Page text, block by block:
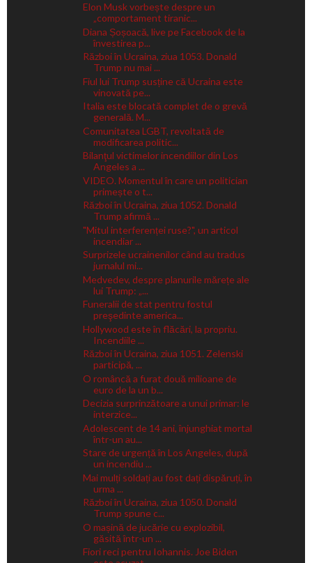
Elon Musk vorbește despre un
„comportament tiranic...
Diana Șoșoacă, live pe Facebook de la
învestirea p...
Război în Ucraina, ziua 1053. Donald
Trump nu mai ...
Fiul lui Trump susține că Ucraina este
vinovată pe...
Italia este blocată complet de o grevă
generală. M...
Comunitatea LGBT, revoltată de
modificarea politic...
Bilanţul victimelor incendiilor din Los
Angeles a ...
VIDEO. Momentul în care un politician
primește o t...
Război în Ucraina, ziua 1052. Donald
Trump afirmă ...
"Mitul interferenței ruse?", un articol
incendiar ...
Surprizele ucrainenilor când au tradus
jurnalul mi...
Medvedev, despre planurile mărețe ale
lui Trump: „...
Funeralii de stat pentru fostul
preşedinte america...
Hollywood este în flăcări, la propriu.
Incendiile ...
Război în Ucraina, ziua 1051. Zelenski
participă, ...
O româncă a furat două milioane de
euro de la un b...
Decizia surprinzătoare a unui primar: le
interzice...
Adolescent de 14 ani, înjunghiat mortal
într-un au...
Stare de urgență în Los Angeles, după
un incendiu ...
Mai mulți soldați au fost dați dispăruți, în
urma ...
Război în Ucraina, ziua 1050. Donald
Trump spune c...
O mașină de jucărie cu explozibil,
găsită într-un ...
Fiori reci pentru Iohannis. Joe Biden